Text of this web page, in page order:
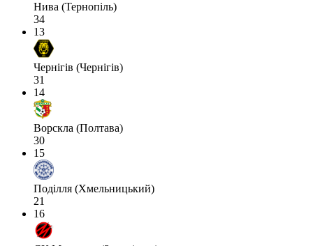
Нива (Тернопіль)
34
13
Чернігів (Чернігів)
31
14
Ворскла (Полтава)
30
15
Поділля (Хмельницький)
21
16